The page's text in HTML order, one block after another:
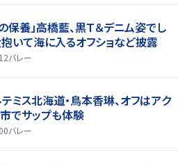
の保養」高橋藍、黒Ｔ＆デニム姿でし
いて海に入るオフショなど披露
バレー
テミス北海道・鳥本香琳、オフはアク
でサップも体験
バレー